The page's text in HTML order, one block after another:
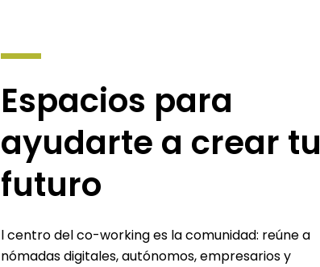
Espacios para
ayudarte a crear tu
futuro
l centro del co-working es la comunidad: reúne a
nómadas digitales, autónomos, empresarios y